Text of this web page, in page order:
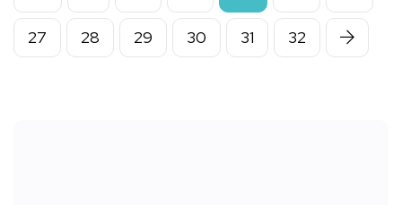
27 28 29 30 31 32